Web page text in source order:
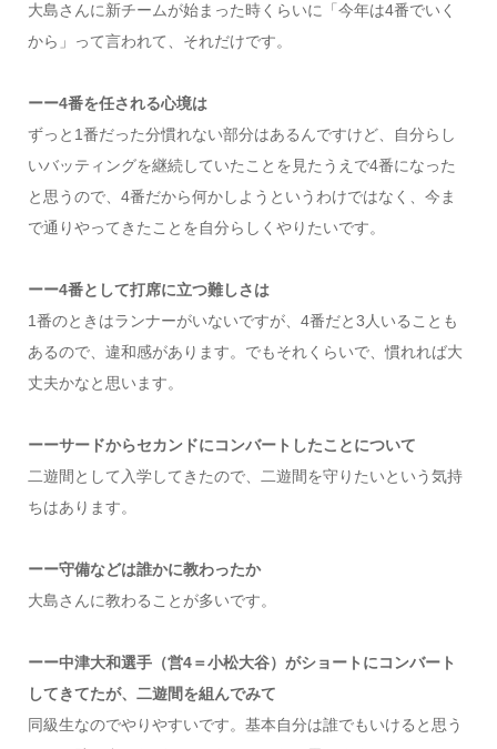
大島さんに新チームが始まった時くらいに「今年は4番でいく
から」って言われて、それだけです。
ーー4番を任される心境は
ずっと1番だった分慣れない部分はあるんですけど、自分らし
いバッティングを継続していたことを見たうえで4番になった
と思うので、4番だから何かしようというわけではなく、今ま
で通りやってきたことを自分らしくやりたいです。
ーー4番として打席に立つ難しさは
1番のときはランナーがいないですが、4番だと3人いることも
あるので、違和感があります。でもそれくらいで、慣れれば大
丈夫かなと思います。
ーーサードからセカンドにコンバートしたことについて
二遊間として入学してきたので、二遊間を守りたいという気持
ちはあります。
ーー守備などは誰かに教わったか
大島さんに教わることが多いです。
ーー中津大和選手（営4＝小松大谷）がショートにコンバート
してきてたが、二遊間を組んでみて
同級生なのでやりやすいです。基本自分は誰でもいけると思う